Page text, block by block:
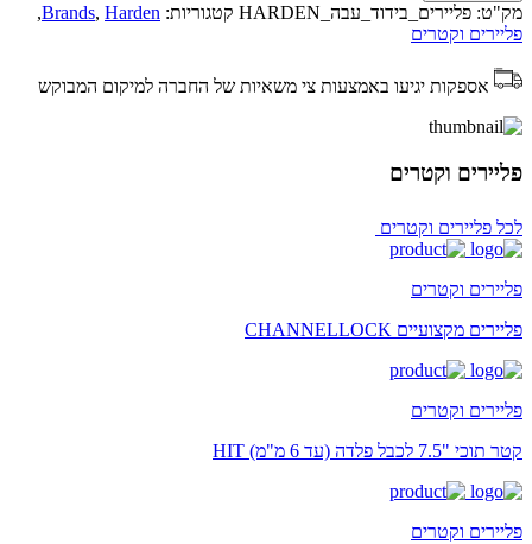
מק"ט: פליירים_בידוד_עבה_HARDEN קטגוריות: Brands, Harden
,
פליירים וקטרים
אספקות יגיעו באמצעות צי משאיות של החברה למיקום המבוקש
פליירים וקטרים
לכל פליירים וקטרים
פליירים וקטרים
פליירים מקצועיים CHANNELLOCK
פליירים וקטרים
קטר תוכי "7.5 לכבל פלדה (עד 6 מ"מ) HIT
פליירים וקטרים